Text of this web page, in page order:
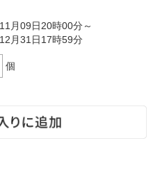
月09日20時00分～
月31日17時59分
個